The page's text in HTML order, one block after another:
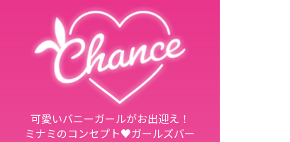
可愛いバニーガールがお出迎え！
ミナミのコンセプト♥ガールズバー